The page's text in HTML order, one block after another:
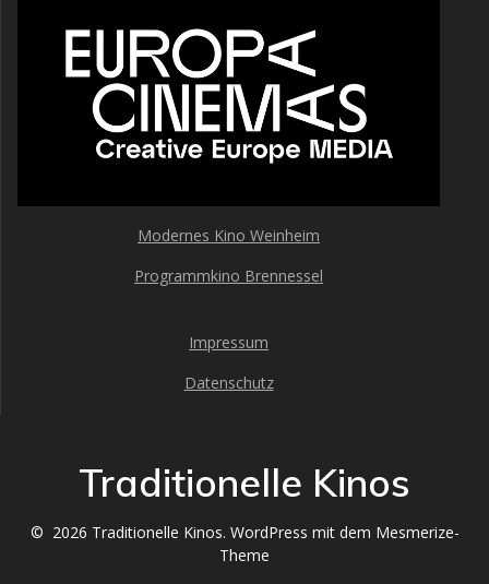
Modernes Kino Weinheim
Programmkino Brennessel
Impressum
Datenschutz
Traditionelle Kinos
© 2026 Traditionelle Kinos. WordPress mit dem Mesmerize-
Theme